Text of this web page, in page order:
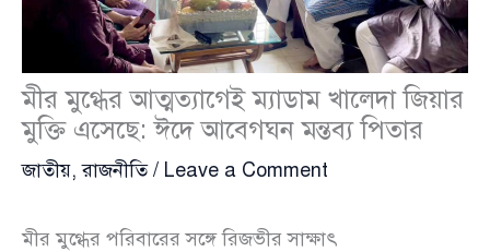
মীর মুগ্ধের আত্মত্যাগেই ম্যাডাম খালেদা জিয়ার
মুক্তি এসেছে: ঈদে আবেগঘন মন্তব্য পিতার
জাতীয়,রাজনীতি/ Leave a Comment
মীর মুগ্ধের পরিবারের সঙ্গে রিজভীর সাক্ষাৎ